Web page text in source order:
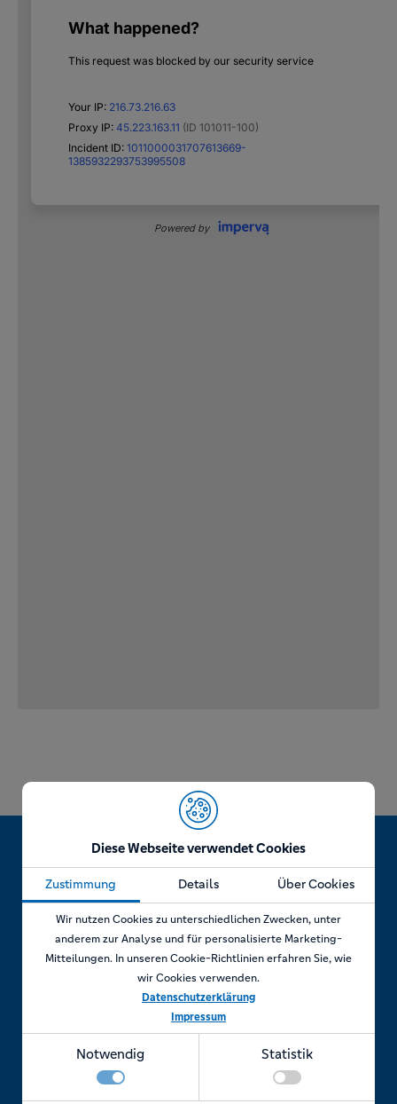
Diese Webseite verwendet Cookies
Zustimmung Details Über Cookies
Wir nutzen Cookies zu unterschiedlichen Zwecken, unter
anderem zur Analyse und für personalisierte Marketing-
Mitteilungen. In unseren Cookie-Richtlinien erfahren Sie, wie
wir Cookies verwenden.
Datenschutzerklärung
Impressum
Notwendig Statistik
Jetzt Termin vereinbaren!
Telefonisch
+49 7841 69 11880